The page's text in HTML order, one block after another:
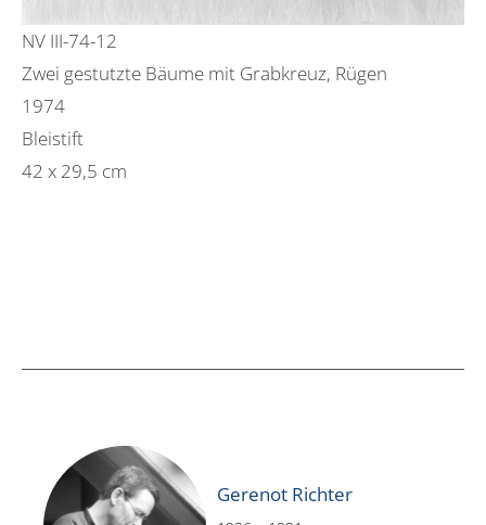
NV III-74-12
Zwei gestutzte Bäume mit Grabkreuz, Rügen
1974
Bleistift
42 x 29,5 cm
Gerenot Richter